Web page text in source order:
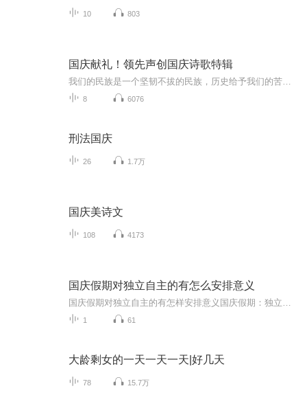
10 803
国庆献礼！领先声创国庆诗歌特辑
8 6076
刑法国庆
26 1.7万
国庆美诗文
108 4173
国庆假期对独立自主的有怎么安排意义
1 61
大龄剩女的一天一天一天|好几天
78 15.7万